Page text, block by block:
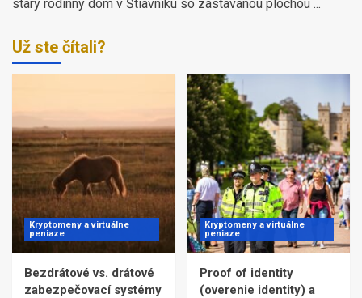
starý rodinný dom v Štiavniku so zastavanou plochou ...
Už ste čítali?
Kryptomeny a virtuálne
peniaze
Bezdrátové vs. drátové
zabezpečovací systémy
Kryptomeny a virtuálne
peniaze
Proof of identity
(overenie identity) a